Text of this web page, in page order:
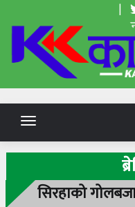
|
Toggle
navigation
सिरहाको